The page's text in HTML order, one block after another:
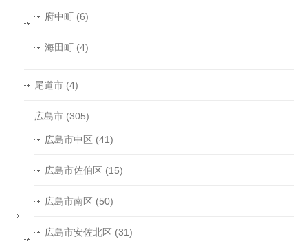
府中町 (6)
海田町 (4)
尾道市 (4)
広島市 (305)
広島市中区 (41)
広島市佐伯区 (15)
広島市南区 (50)
広島市安佐北区 (31)